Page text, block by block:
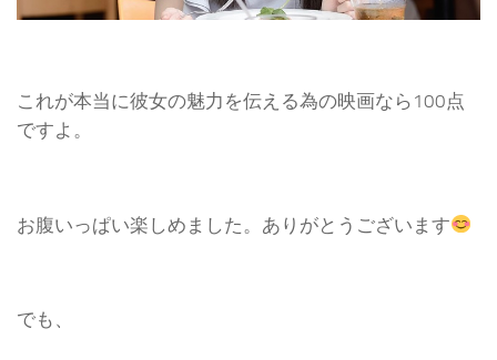
これが本当に彼女の魅力を伝える為の映画なら100点
ですよ。
お腹いっぱい楽しめました。ありがとうございます
でも、